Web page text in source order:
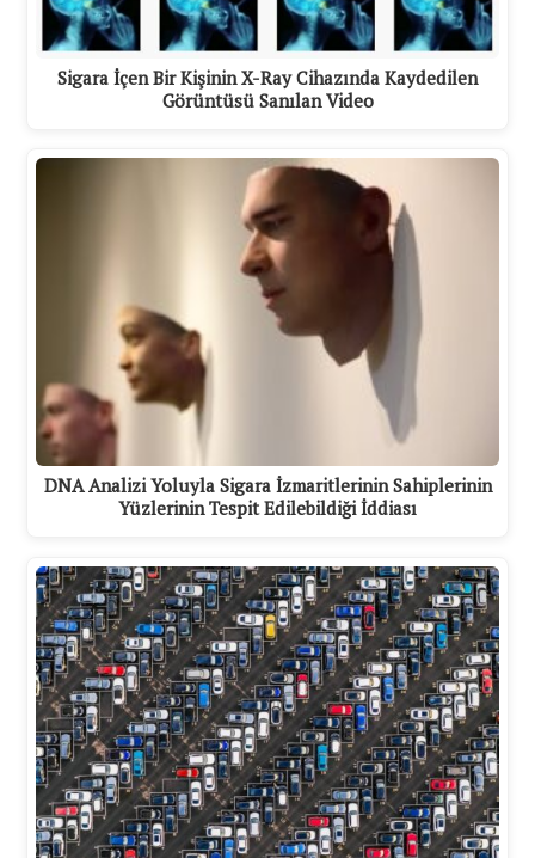
Sigara İçen Bir Kişinin X-Ray Cihazında Kaydedilen
Görüntüsü Sanılan Video
DNA Analizi Yoluyla Sigara İzmaritlerinin Sahiplerinin
Yüzlerinin Tespit Edilebildiği İddiası